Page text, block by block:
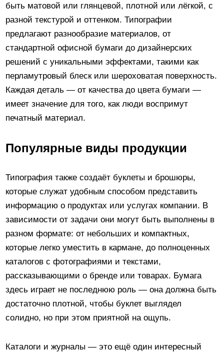
быть матовой или глянцевой, плотной или лёгкой, с
разной текстурой и оттенком. Типографии
предлагают разнообразие материалов, от
стандартной офисной бумаги до дизайнерских
решений с уникальными эффектами, такими как
перламутровый блеск или шероховатая поверхность.
Каждая деталь — от качества до цвета бумаги —
имеет значение для того, как люди воспримут
печатный материал.
Популярные виды продукции
Типография также создаёт буклеты и брошюры,
которые служат удобным способом представить
информацию о продуктах или услугах компании. В
зависимости от задачи они могут быть выполнены в
разном формате: от небольших и компактных,
которые легко уместить в кармане, до полноценных
каталогов с фотографиями и текстами,
рассказывающими о бренде или товарах. Бумага
здесь играет не последнюю роль — она должна быть
достаточно плотной, чтобы буклет выглядел
солидно, но при этом приятной на ощупь.
Каталоги и журналы — это ещё один интересный